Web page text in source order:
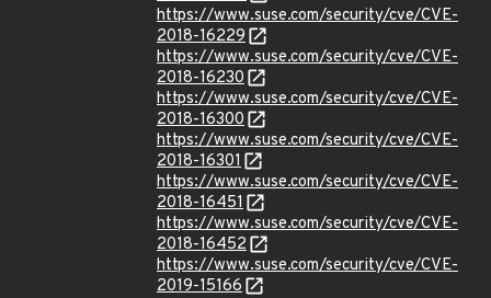
https://www.suse.com/security/cve/CVE-
2018-16229
https://www.suse.com/security/cve/CVE-
2018-16230
https://www.suse.com/security/cve/CVE-
2018-16300
https://www.suse.com/security/cve/CVE-
2018-16301
https://www.suse.com/security/cve/CVE-
2018-16451
https://www.suse.com/security/cve/CVE-
2018-16452
https://www.suse.com/security/cve/CVE-
2019-15166